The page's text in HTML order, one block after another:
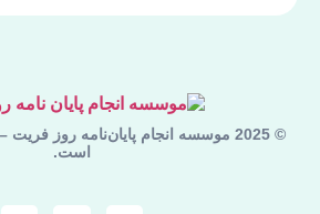
© 2025 موسسه انجام پایان‌نامه روز
است.